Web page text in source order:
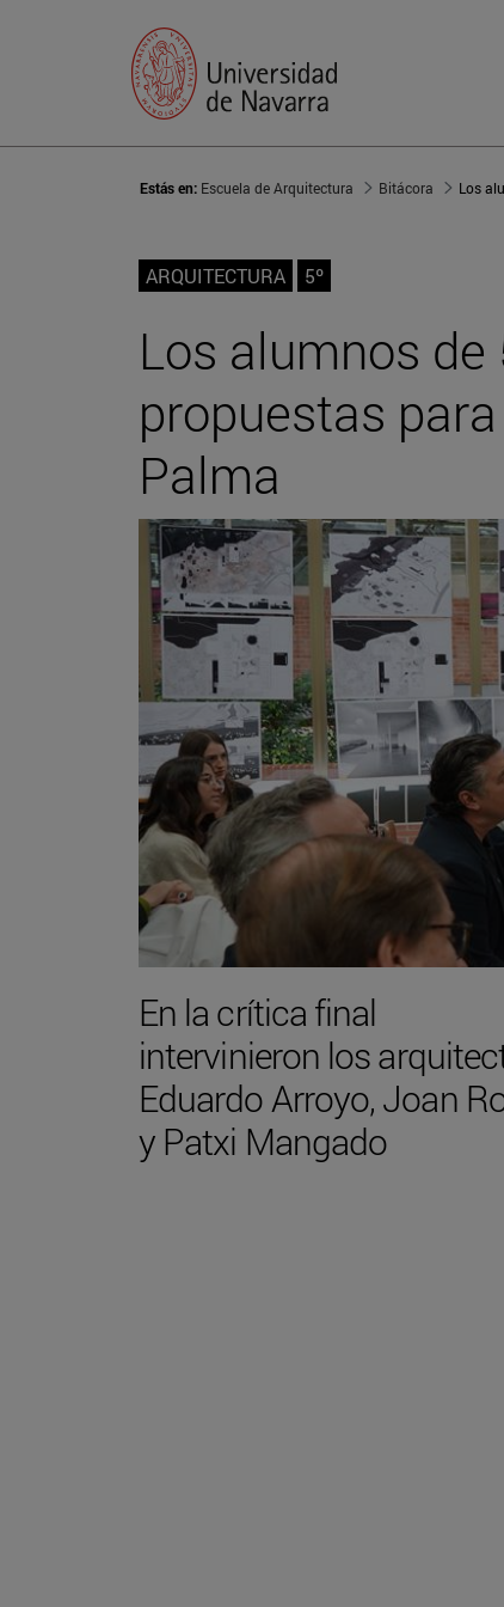
Estás en: Escuela de Arquitectura Bitácora
ARQUITECTURA 5º
Los alumnos
propuestas
Palma
En la crítica final
intervinieron los
Eduardo Arroyo, Joan
y Patxi Mangado